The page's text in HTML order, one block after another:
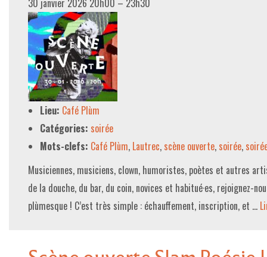
30 janvier 2026 20h00 – 23h30
Lieu: Café Plùm
Catégories: soirée
Mots-clefs: Café Plùm, Lautrec, scène ouverte, soirée,
Musiciennes, musiciens, clown, humoristes, poètes et autres
de la douche, du bar, du coin, novices et habitué·es, rejoignez-
plùmesque ! C’est très simple : échauffement, inscription, et …